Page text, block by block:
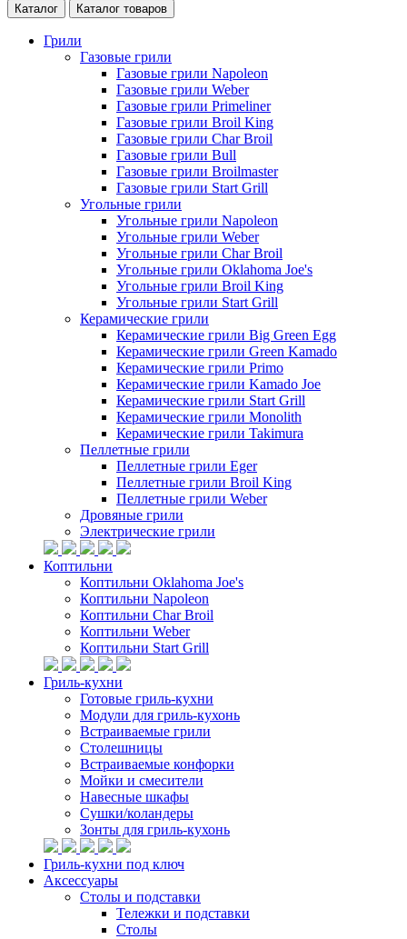
Каталог Каталог товаров
Грили
Газовые грили
Газовые грили Napoleon
Газовые грили Weber
Газовые грили Primeliner
Газовые грили Broil King
Газовые грили Char Broil
Газовые грили Bull
Газовые грили Broilmaster
Газовые грили Start Grill
Угольные грили
Угольные грили Napoleon
Угольные грили Weber
Угольные грили Char Broil
Угольные грили Oklahoma Joe's
Угольные грили Broil King
Угольные грили Start Grill
Керамические грили
Керамические грили Big Green Egg
Керамические грили Green Kamado
Керамические грили Primo
Керамические грили Kamado Joe
Керамические грили Start Grill
Керамические грили Monolith
Керамические грили Takimura
Пеллетные грили
Пеллетные грили Eger
Пеллетные грили Broil King
Пеллетные грили Weber
Дровяные грили
Электрические грили
Коптильни
Коптильни Oklahoma Joe's
Коптильни Napoleon
Коптильни Char Broil
Коптильни Weber
Коптильни Start Grill
Гриль-кухни
Готовые гриль-кухни
Модули для гриль-кухонь
Встраиваемые грили
Столешницы
Встраиваемые конфорки
Мойки и смесители
Навесные шкафы
Сушки/коландеры
Зонты для гриль-кухонь
Гриль-кухни под ключ
Аксессуары
Столы и подставки
Тележки и подставки
Столы